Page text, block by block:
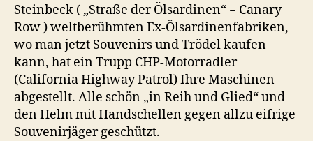
Steinbeck ( „Straße der Ölsardinen“ = Canary
Row ) weltberühmten Ex-Ölsardinenfabriken,
wo man jetzt Souvenirs und Trödel kaufen
kann, hat ein Trupp CHP-Motorradler
(California Highway Patrol) Ihre Maschinen
abgestellt. Alle schön „in Reih und Glied“ und
den Helm mit Handschellen gegen allzu eifrige
Souvenirjäger geschützt.